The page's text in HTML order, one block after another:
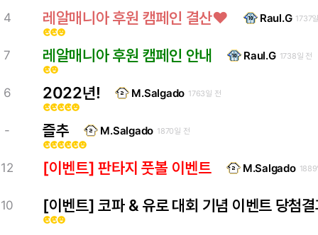
4
emoji_emotionsemoji_emotionsemoji_emotions
레알매니아 후원 캠페인 결산♥ Raul.G 1737
7
emoji_emotionsemoji_emotions
레알매니아 후원 캠페인 안내 Raul.G 1738일 전
6
emoji_emotionsemoji_emotionsemoji_emotionsemoji_emotionsemoji_emotions
2022년! M.Salgado 1763일 전
-
emoji_emotionsemoji_emotionsemoji_emotionsemoji_emotionsemoji_emotionsemoji_emotions
즐추 M.Salgado 1870일 전
12 [이벤트] 판타지 풋볼 이벤트 M.Salgado 1889
10
emoji_emotionsemoji_emotionsemoji_emotions
[이벤트] 코파 & 유로 대회 기념 이벤트 당첨